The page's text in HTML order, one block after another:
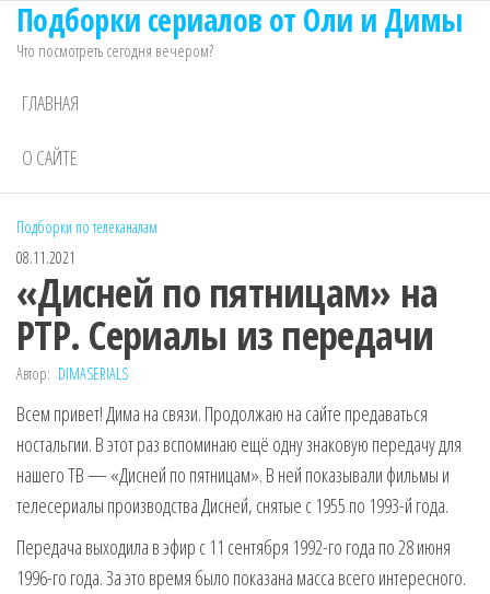
Перейти
Подборки сериалов от Оли и Димы
Что посмотреть сегодня вечером?
ГЛАВНАЯ
О САЙТЕ
Подборки по телеканалам
08.11.2021
«Дисней по пятницам» на
РТР. Сериалы из передачи
Автор: DIMASERIALS
Всем привет! Дима на связи. Продолжаю на сайте предаваться
ностальгии. В этот раз вспоминаю ещё одну знаковую передачу для
нашего ТВ — «Дисней по пятницам». В ней показывали фильмы и
телесериалы производства Дисней, снятые с 1955 по 1993-й года.
Передача выходила в эфир с 11 сентября 1992-го года по 28 июня
1996-го года. За это время было показана масса всего интересного.